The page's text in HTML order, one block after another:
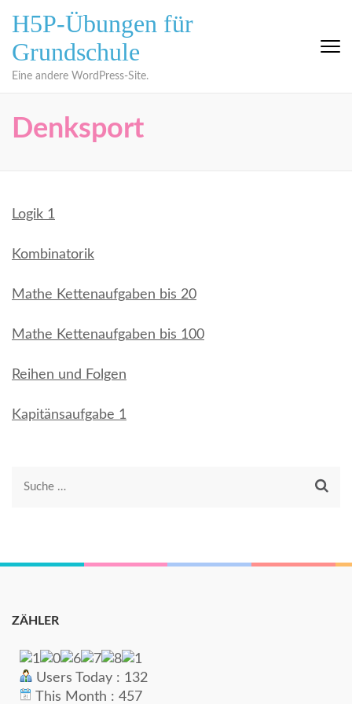
Inhalt
springen
(Eingabetaste
drücken)
H5P-Übungen für
Grundschule
Eine andere WordPress-Site.
Denksport
Logik 1
Kombinatorik
Mathe Kettenaufgaben bis 20
Mathe Kettenaufgaben bis 100
Reihen und Folgen
Kapitänsaufgabe 1
Suche
ZÄHLER
Users Today : 132
This Month : 457